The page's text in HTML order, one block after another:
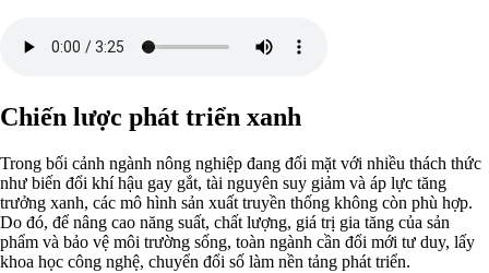
Chiến lược phát triển xanh
Trong bối cảnh ngành nông nghiệp đang đối mặt với nhiều thách thức
như biến đổi khí hậu gay gắt, tài nguyên suy giảm và áp lực tăng
trưởng xanh, các mô hình sản xuất truyền thống không còn phù hợp.
Do đó, để nâng cao năng suất, chất lượng, giá trị gia tăng của sản
phẩm và bảo vệ môi trường sống, toàn ngành cần đổi mới tư duy, lấy
khoa học công nghệ, chuyển đổi số làm nền tảng phát triển.